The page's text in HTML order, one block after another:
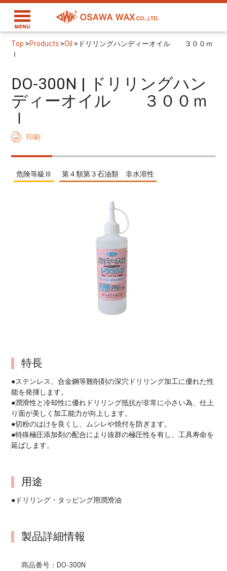
Top >Products >Oil > ドリリングハンディーオイル ３００ｍ
ｌ
DO-300N | ドリリングハン
ディーオイル ３００ｍ
ｌ
印刷
危険等級Ⅲ 第４類第３石油類 非水溶性
特長
●ステンレス、合金鋼等難削剤の深穴ドリリング加工に優れた性
能を発揮します。
●潤滑性と冷却性に優れドリリング抵抗が非常に小さい為、仕上
り面が美しく加工能力が向上します。
●切粉のはけを良くし、ムシレや焼付を防ぎます。
●特殊極圧添加剤の配合により抜群の極圧性を有し、工具寿命を
延ばします。
用途
●ドリリング・タッピング用潤滑油
製品詳細情報
商品番号：DO-300N